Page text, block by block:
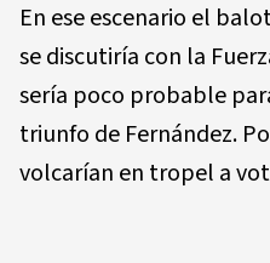
En ese escenario el
se discutiría con la
sería poco probable
triunfo de Fernández.
volcarían en tropel a